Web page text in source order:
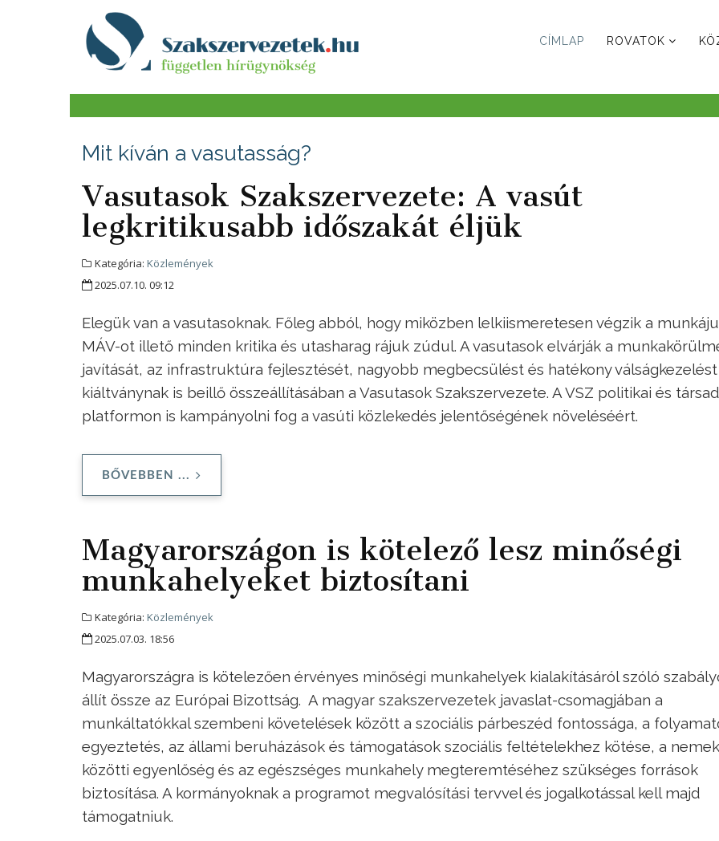
CÍMLAP ROVATOK
Mit kíván a vasutasság?
Vasutasok Szakszervezete: A vasút
legkritikusabb időszakát éljük
Kategória: Közlemények
2025.07.10. 09:12
Elegük van a vasutasoknak. Főleg abból, hogy miközben lelkiismeretesen végzik a
MÁV-ot illető minden kritika és utasharag rájuk zúdul. A vasutasok elvárják a
javítását, az infrastruktúra fejlesztését, nagyobb megbecsülést és hatékony válságkezelést
kiáltványnak is beillő összeállításában a Vasutasok Szakszervezete. A VSZ politikai és
platformon is kampányolni fog a vasúti közlekedés jelentőségének növeléséért.
BŐVEBBEN ...
Magyarországon is kötelező lesz minőségi
munkahelyeket biztosítani
Kategória: Közlemények
2025.07.03. 18:56
Magyarországra is kötelezően érvényes minőségi munkahelyek kialakításáról szóló
állít össze az Európai Bizottság. A magyar szakszervezetek javaslat-csomagjában a
munkáltatókkal szembeni követelések között a szociális párbeszéd fontossága, a
egyeztetés, az állami beruházások és támogatások szociális feltételekhez kötése, a nemek
közötti egyenlőség és az egészséges munkahely megteremtéséhez szükséges források
biztosítása. A kormányoknak a programot megvalósítási tervvel és jogalkotással kell majd
támogatniuk.